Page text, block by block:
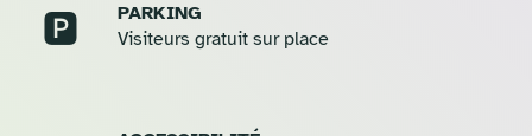
🅿️
PARKING
Visiteurs gratuit sur place